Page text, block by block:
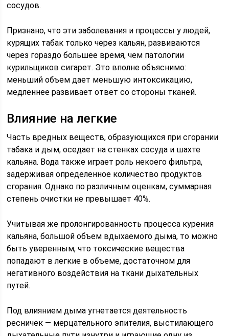
сосудов.
Признано, что эти заболевания и процессы у людей,
курящих табак только через кальян, развиваются
через гораздо большее время, чем патологии
курильщиков сигарет. Это вполне объяснимо:
меньший объем дает меньшую интоксикацию,
медленнее развивает ответ со стороны тканей.
Влияние на легкие
Часть вредных веществ, образующихся при сгорании
табака и дым, оседает на стенках сосуда и шахте
кальяна. Вода также играет роль некоего фильтра,
задерживая определенное количество продуктов
сгорания. Однако по различным оценкам, суммарная
степень очистки не превышает 40%.
Учитывая же пролонгированность процесса курения
кальяна, большой объем вдыхаемого дыма, то можно
быть уверенным, что токсические вещества
попадают в легкие в объеме, достаточном для
негативного воздействия на ткани дыхательных
путей.
Под влиянием дыма угнетается деятельность
ресничек — мерцательного эпителия, выстилающего